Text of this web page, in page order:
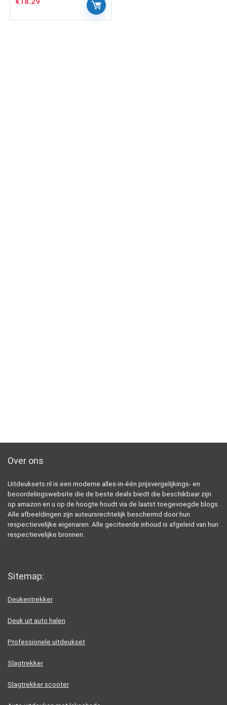
Over ons
Uitdeuksets.nl is een moderne alles-in-één prijsvergelijkings- en
beoordelingswebsite die de beste deals biedt die beschikbaar zijn
op amazon en u op de hoogte houdt via de laatst toegevoegde blogs.
Alle afbeeldingen zijn auteursrechtelijk beschermd door hun
respectievelijke eigenaren. Alle geciteerde inhoud is afgeleid van hun
respectievelijke bronnen.
Sitemap:
Deukentrekker
Deuk uit auto halen
Professionele uitdeukset
Slagtrekker
Slagtrekker scooter